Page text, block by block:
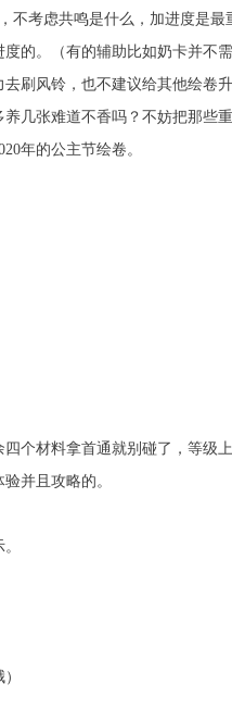
考虑共鸣是什么，加进度是最
的。（有的辅助比如奶卡并不
刷风铃，也不建议给其他绘卷升
几张难道不香吗？不妨把那些
年的公主节绘卷。
个材料拿首通就别碰了，等级
并且攻略的。